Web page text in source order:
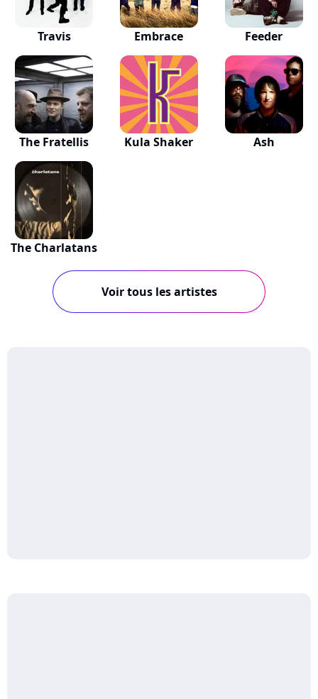
Travis Embrace Feeder
The Fratellis Kula Shaker Ash
The Charlatans
Voir tous les artistes